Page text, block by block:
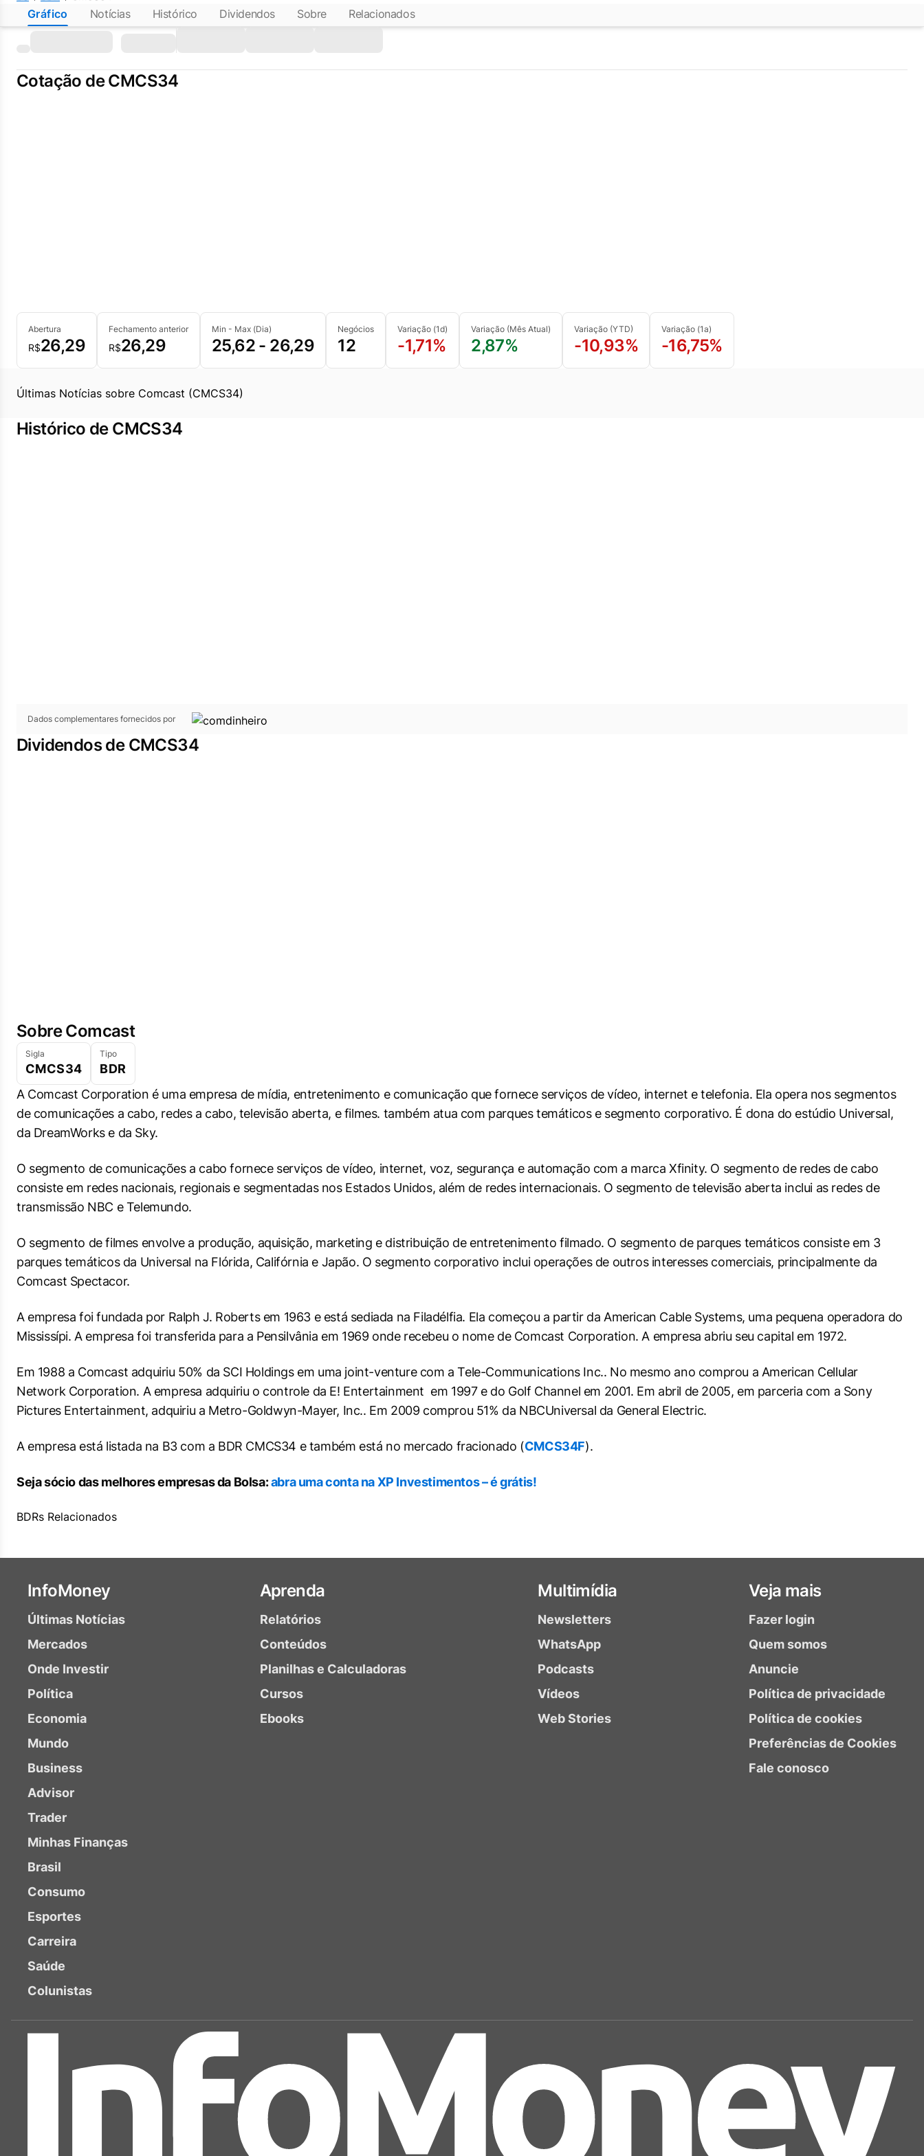
Gráfico Notícias Histórico Dividendos Sobre Relacionados
Cotação de CMCS34
Abertura
R$26,29
Fechamento anterior
R$26,29
Min - Max (Dia)
25,62 - 26,29
Negócios
12
Variação (1d)
-1,71%
Variação (Mês Atual)
2,87%
Variação (YTD)
-10,93%
Variação (1a)
-16,75%
Últimas Notícias sobre Comcast (CMCS34)
Histórico de CMCS34
Dados complementares fornecidos por
Dividendos de CMCS34
Sobre Comcast
Sigla
CMCS34
Tipo
BDR
A Comcast Corporation é uma empresa de mídia, entretenimento e comunicação que fornece serviços de vídeo, internet e telefonia. Ela opera nos segmentos
de comunicações a cabo, redes a cabo, televisão aberta, e filmes. também atua com parques temáticos e segmento corporativo. É dona do estúdio Universal,
da DreamWorks e da Sky.
O segmento de comunicações a cabo fornece serviços de vídeo, internet, voz, segurança e automação com a marca Xfinity. O segmento de redes de cabo
consiste em redes nacionais, regionais e segmentadas nos Estados Unidos, além de redes internacionais. O segmento de televisão aberta inclui as redes de
transmissão NBC e Telemundo.
O segmento de filmes envolve a produção, aquisição, marketing e distribuição de entretenimento filmado. O segmento de parques temáticos consiste em 3
parques temáticos da Universal na Flórida, Califórnia e Japão. O segmento corporativo inclui operações de outros interesses comerciais, principalmente da
Comcast Spectacor.
A empresa foi fundada por Ralph J. Roberts em 1963 e está sediada na Filadélfia. Ela começou a partir da American Cable Systems, uma pequena operadora do
Mississípi. A empresa foi transferida para a Pensilvânia em 1969 onde recebeu o nome de Comcast Corporation. A empresa abriu seu capital em 1972.
Em 1988 a Comcast adquiriu 50% da SCI Holdings em uma joint-venture com a Tele-Communications Inc.. No mesmo ano comprou a American Cellular
Network Corporation. A empresa adquiriu o controle da E! Entertainment em 1997 e do Golf Channel em 2001. Em abril de 2005, em parceria com a Sony
Pictures Entertainment, adquiriu a Metro-Goldwyn-Mayer, Inc.. Em 2009 comprou 51% da NBCUniversal da General Electric.
A empresa está listada na B3 com a BDR CMCS34 e também está no mercado fracionado (CMCS34F).
Seja sócio das melhores empresas da Bolsa:abra uma conta na XP Investimentos – é grátis!
BDRs Relacionados
InfoMoney
Últimas Notícias
Mercados
Onde Investir
Política
Economia
Mundo
Business
Advisor
Trader
Minhas Finanças
Brasil
Consumo
Esportes
Carreira
Saúde
Colunistas
Aprenda
Relatórios
Conteúdos
Planilhas e Calculadoras
Cursos
Ebooks
Multimídia
Newsletters
WhatsApp
Podcasts
Vídeos
Web Stories
Veja mais
Fazer login
Quem somos
Anuncie
Política de privacidade
Política de cookies
Preferências de Cookies
Fale conosco